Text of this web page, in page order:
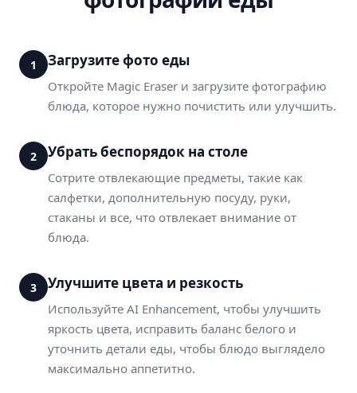
1 Загрузите фото еды
Откройте Magic Eraser и загрузите фотографию
блюда, которое нужно почистить или улучшить.
2 Убрать беспорядок на столе
Сотрите отвлекающие предметы, такие как
салфетки, дополнительную посуду, руки,
стаканы и все, что отвлекает внимание от
блюда.
3 Улучшите цвета и резкость
Используйте AI Enhancement, чтобы улучшить
яркость цвета, исправить баланс белого и
уточнить детали еды, чтобы блюдо выглядело
максимально аппетитно.